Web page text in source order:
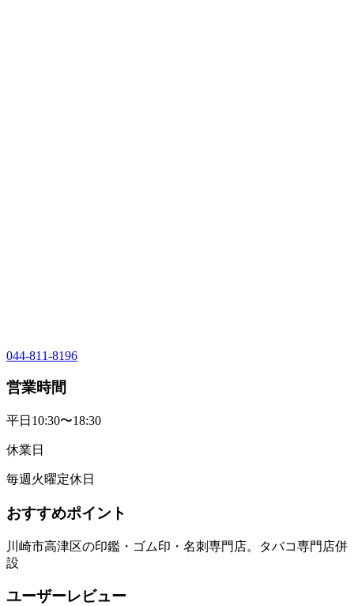
044-811-8196
営業時間
平日10:30〜18:30
休業日
毎週火曜定休日
おすすめポイント
川崎市高津区の印鑑・ゴム印・名刺専門店。タバコ専門店併
設
ユーザーレビュー